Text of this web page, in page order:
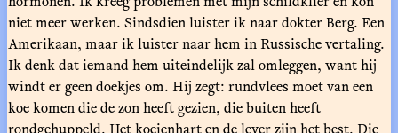
niet meer werken. Sindsdien luister ik naar dokter Berg. Een
Amerikaan, maar ik luister naar hem in Russische vertaling.
Ik denk dat iemand hem uiteindelijk zal omleggen, want hij
windt er geen doekjes om. Hij zegt: rundvlees moet van een
koe komen die de zon heeft gezien, die buiten heeft
rondgehuppeld. Het koeienhart en de lever zijn het best. Die